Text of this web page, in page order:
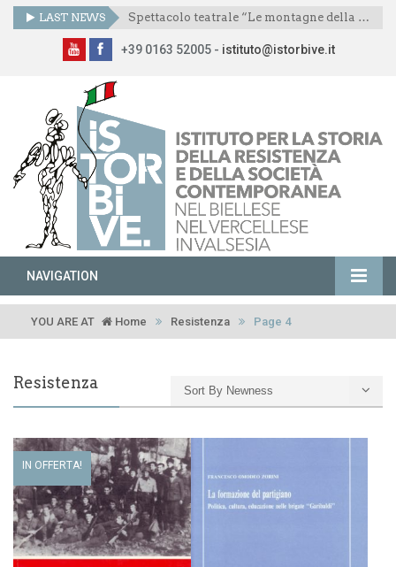
LAST NEWS Spettacolo teatrale “Le montagne della libertà”
+39 0163 52005 - istituto@istorbive.it
NAVIGATION
YOU ARE AT Home Resistenza Page 4
Resistenza Sort By Newness
IN OFFERTA!